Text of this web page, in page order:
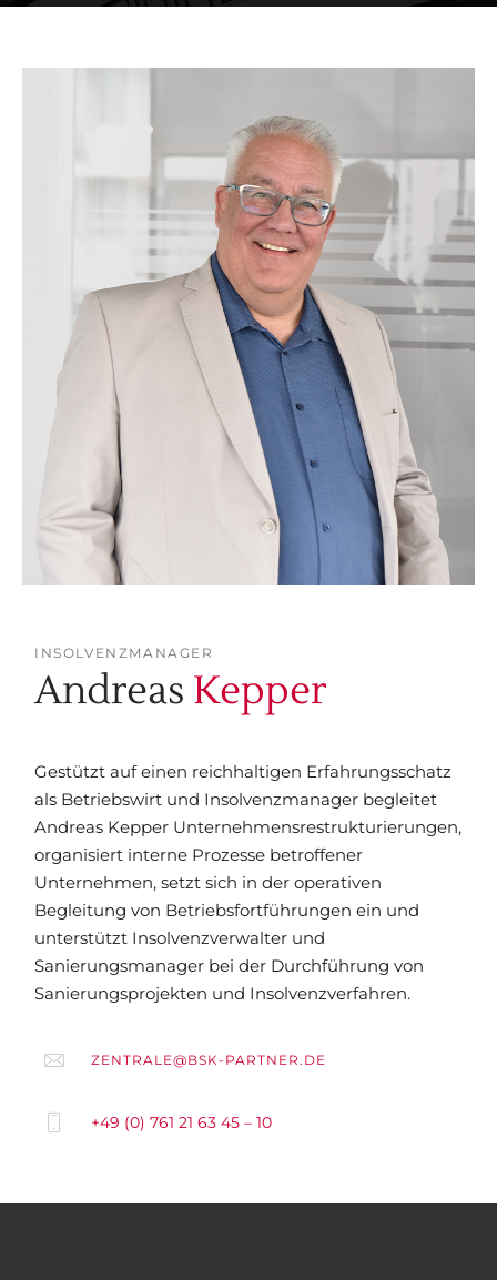
INSOLVENZMANAGER
Andreas Kepper
Gestützt auf einen reichhaltigen Erfahrungsschatz
als Betriebswirt und Insolvenzmanager begleitet
Andreas Kepper Unternehmensrestrukturierungen,
organisiert interne Prozesse betroffener
Unternehmen, setzt sich in der operativen
Begleitung von Betriebsfortführungen ein und
unterstützt Insolvenzverwalter und
Sanierungsmanager bei der Durchführung von
Sanierungsprojekten und Insolvenzverfahren.
ZENTRALE@BSK-PARTNER.DE
+49 (0) 761 21 63 45 – 10